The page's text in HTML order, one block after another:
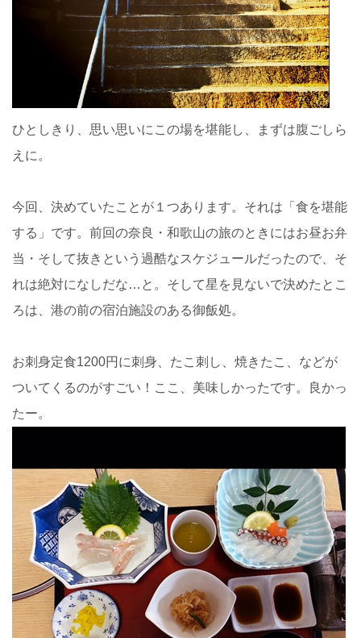
ひとしきり、思い思いにこの場を堪能し、まずは腹ごしら
えに。
今回、決めていたことが１つあります。それは「食を堪能
する」です。前回の奈良・和歌山の旅のときにはお昼お弁
当・そして抜きという過酷なスケジュールだったので、そ
れは絶対になしだな…と。そして星を見ないで決めたとこ
ろは、港の前の宿泊施設のある御飯処。
お刺身定食1200円に刺身、たこ刺し、焼きたこ、などが
ついてくるのがすごい！ここ、美味しかったです。良かっ
たー。